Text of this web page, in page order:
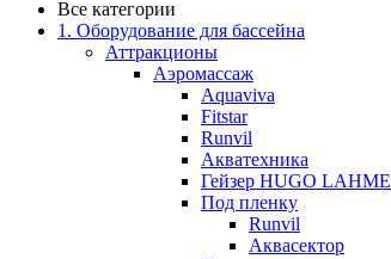
Все категории
1. Оборудование для бассейна
Аттракционы
Аэромассаж
Aquaviva
Fitstar
Runvil
Акватехника
Гейзер HUGO LAHME
Под пленку
Runvil
Аквасектор